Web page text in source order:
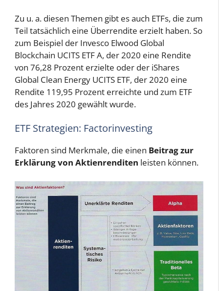
Zu u. a. diesen Themen gibt es auch ETFs, die zum
Teil tatsächlich eine Überrendite erzielt haben. So
zum Beispiel der Invesco Elwood Global
Blockchain UCITS ETF A, der 2020 eine Rendite
von 76,28 Prozent erzielte oder der iShares
Global Clean Energy UCITS ETF, der 2020 eine
Rendite 119,95 Prozent erreichte und zum ETF
des Jahres 2020 gewählt wurde.
ETF Strategien: Factorinvesting
Faktoren sind Merkmale, die einen Beitrag zur
Erklärung von Aktienrenditen leisten können.